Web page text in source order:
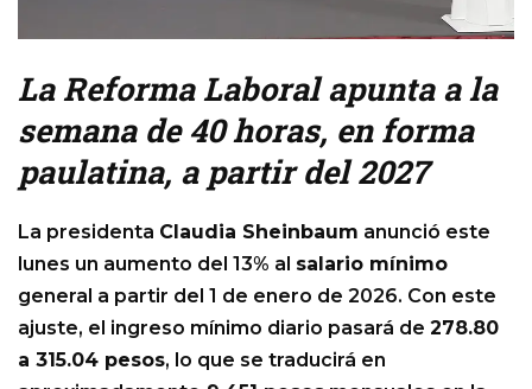
La Reforma Laboral apunta a la
semana de 40 horas, en forma
paulatina, a partir del 2027
La presidenta Claudia Sheinbaum anunció este
lunes un aumento del 13% al salario mínimo
general a partir del 1 de enero de 2026. Con este
ajuste, el ingreso mínimo diario pasará de 278.80
a 315.04 pesos, lo que se traducirá en